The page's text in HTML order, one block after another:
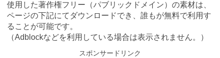
使用した著作権フリー（パブリックドメイン）の素材は、
ページの下記にてダウンロードでき、誰もが無料で利用す
ることが可能です。
（Adblockなどを利用している場合は表示されません。）
スポンサードリンク